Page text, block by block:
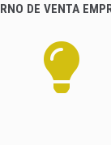
DE VENTA